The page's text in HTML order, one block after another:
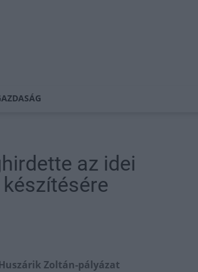
az idei
Zoltán-pályázat